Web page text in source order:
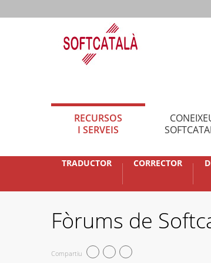
RECURSOS
I SERVEIS
TRADUCTOR CORRECTOR
Fòrums de
Compartiu